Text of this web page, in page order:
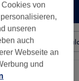
Besonderheiten
von
unseren
auch
Webseite an
und